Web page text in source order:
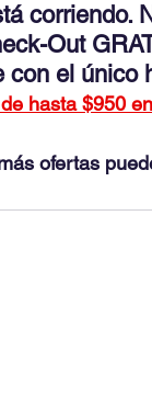
corriendo.
Out
con el único
hasta $950
ofertas